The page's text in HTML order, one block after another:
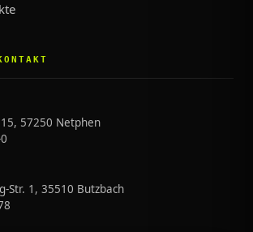
57250 Netphen
Str. 1, 35510 Butzbach